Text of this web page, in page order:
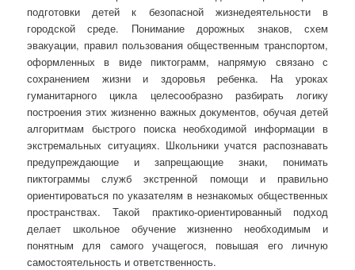
подготовки детей к безопасной жизнедеятельности в
городской среде. Понимание дорожных знаков, схем
эвакуации, правил пользования общественным транспортом,
оформленных в виде пиктограмм, напрямую связано с
сохранением жизни и здоровья ребенка. На уроках
гуманитарного цикла целесообразно разбирать логику
построения этих жизненно важных документов, обучая детей
алгоритмам быстрого поиска необходимой информации в
экстремальных ситуациях. Школьники учатся распознавать
предупреждающие и запрещающие знаки, понимать
пиктограммы служб экстренной помощи и правильно
ориентироваться по указателям в незнакомых общественных
пространствах. Такой практико-ориентированный подход
делает школьное обучение жизненно необходимым и
понятным для самого учащегося, повышая его личную
самостоятельность и ответственность.